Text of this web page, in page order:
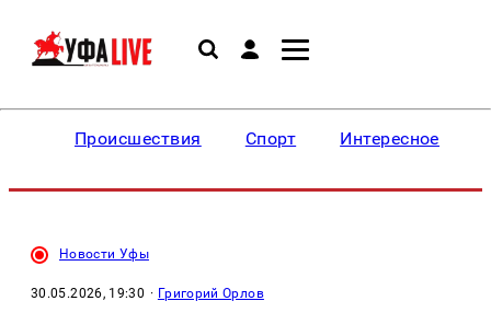
Происшествия Спорт Интересное
Новости Уфы
30.05.2026, 19:30 · Григорий Орлов